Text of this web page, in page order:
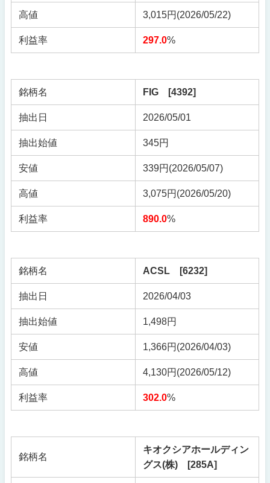
高値 3,015円(2026/05/22)
利益率 297.0%
銘柄名 FIG [4392]
抽出日 2026/05/01
抽出始値 345円
安値 339円(2026/05/07)
高値 3,075円(2026/05/20)
利益率 890.0%
銘柄名 ACSL [6232]
抽出日 2026/04/03
抽出始値 1,498円
安値 1,366円(2026/04/03)
高値 4,130円(2026/05/12)
利益率 302.0%
銘柄名
キオクシアホールディン
グス(株) [285A]